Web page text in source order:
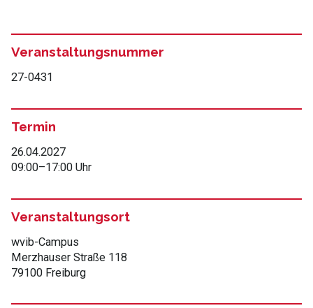
Veranstaltungsnummer
27-0431
Termin
26.04.2027
09:00–17:00 Uhr
Veranstaltungsort
wvib-Campus
Merzhauser Straße 118
79100 Freiburg